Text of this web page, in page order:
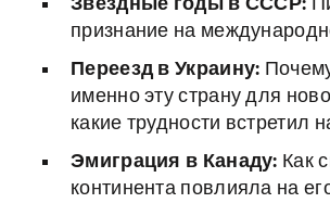
Звёздные годы в СССР:
признание на
Переезд в Украину:
именно эту страну для
какие трудности встретил
Эмиграция в Канаду: Как
континента повлияла на